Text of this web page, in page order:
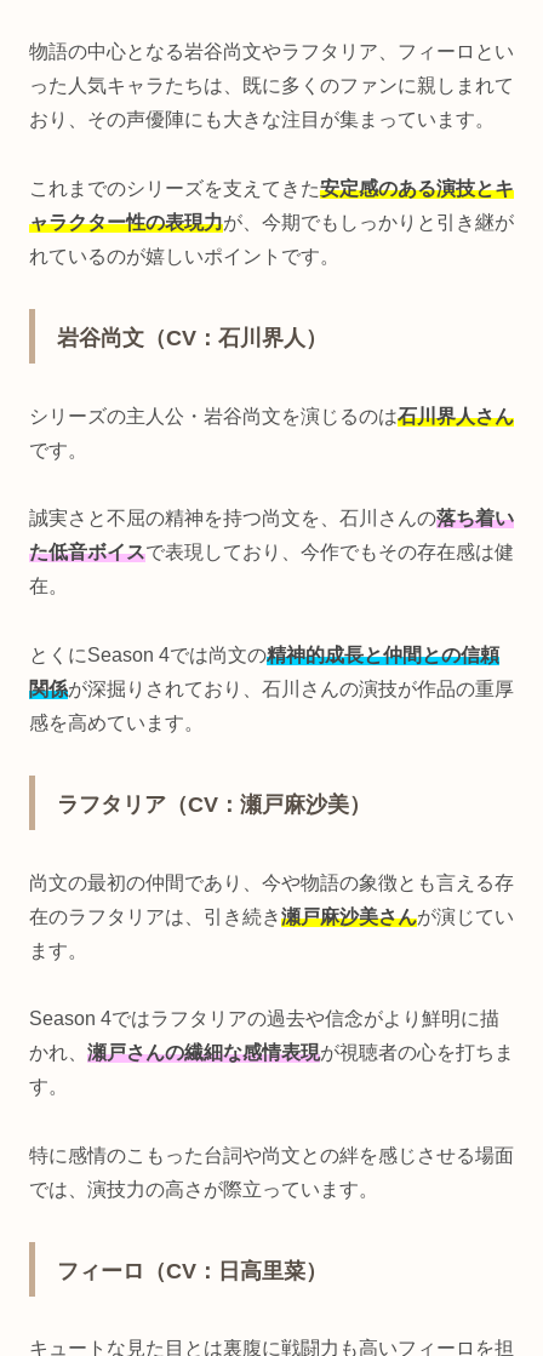
物語の中心となる岩谷尚文やラフタリア、フィーロとい
った人気キャラたちは、既に多くのファンに親しまれて
おり、その声優陣にも大きな注目が集まっています。
これまでのシリーズを支えてきた安定感のある演技とキ
ャラクター性の表現力が、今期でもしっかりと引き継が
れているのが嬉しいポイントです。
岩谷尚文（CV：石川界人）
シリーズの主人公・岩谷尚文を演じるのは石川界人さん
です。
誠実さと不屈の精神を持つ尚文を、石川さんの落ち着い
た低音ボイスで表現しており、今作でもその存在感は健
在。
とくにSeason 4では尚文の精神的成長と仲間との信頼
関係が深掘りされており、石川さんの演技が作品の重厚
感を高めています。
ラフタリア（CV：瀬戸麻沙美）
尚文の最初の仲間であり、今や物語の象徴とも言える存
在のラフタリアは、引き続き瀬戸麻沙美さんが演じてい
ます。
Season 4ではラフタリアの過去や信念がより鮮明に描
かれ、 瀬戸さんの繊細な感情表現が視聴者の心を打ちま
す。
特に感情のこもった台詞や尚文との絆を感じさせる場面
では、演技力の高さが際立っています。
フィーロ（CV：日高里菜）
キュートな見た目とは裏腹に戦闘力も高いフィーロを担